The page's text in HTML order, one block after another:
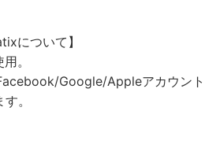
について】
。
Google/Appleアカウント
。